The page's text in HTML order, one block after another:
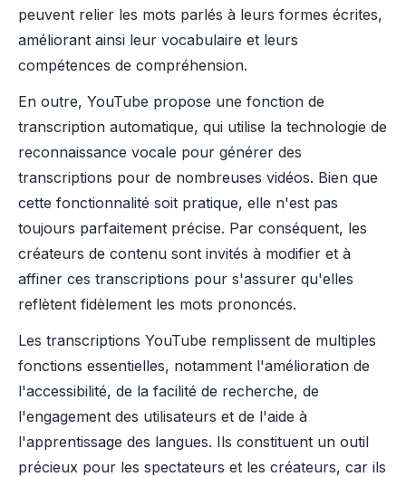
peuvent relier les mots parlés à leurs formes écrites,
améliorant ainsi leur vocabulaire et leurs
compétences de compréhension.
En outre, YouTube propose une fonction de
transcription automatique, qui utilise la technologie de
reconnaissance vocale pour générer des
transcriptions pour de nombreuses vidéos. Bien que
cette fonctionnalité soit pratique, elle n'est pas
toujours parfaitement précise. Par conséquent, les
créateurs de contenu sont invités à modifier et à
affiner ces transcriptions pour s'assurer qu'elles
reflètent fidèlement les mots prononcés.
Les transcriptions YouTube remplissent de multiples
fonctions essentielles, notamment l'amélioration de
l'accessibilité, de la facilité de recherche, de
l'engagement des utilisateurs et de l'aide à
l'apprentissage des langues. Ils constituent un outil
précieux pour les spectateurs et les créateurs, car ils